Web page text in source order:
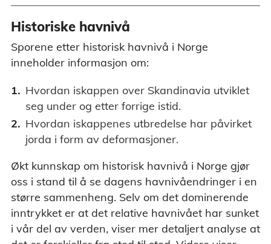
Historiske havnivå
Sporene etter historisk havnivå i Norge
inneholder informasjon om:
Hvordan iskappen over Skandinavia utviklet
seg under og etter forrige istid.
Hvordan iskappenes utbredelse har påvirket
jorda i form av deformasjoner.
Økt kunnskap om historisk havnivå i Norge gjør
oss i stand til å se dagens havnivåendringer i en
større sammenheng. Selv om det dominerende
inntrykket er at det relative havnivået har sunket
i vår del av verden, viser mer detaljert analyse at